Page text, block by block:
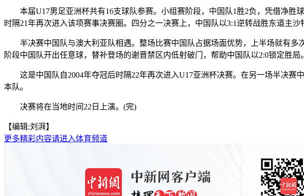
本届U17男足亚洲杯共有16支球队参赛。小组赛阶段，中国队1胜2负，凭借净胜
时隔21年再次进入该项赛事决赛圈。四分之一决赛上，中国队以3:1逆转战胜东道主沙
半决赛中国队与澳大利亚队相遇。整场比赛中国队占据场面优势，上半场就有多
阶段中国队开出任意球，替补登场的谢晋禁区内低射破门，帮助中国队以2:0锁定胜局。
这是中国队自2004年夺冠后时隔22年再次进入U17亚洲杯决赛。在另一场半决赛
本队。
决赛将在当地时间22日上演。(完)
【编辑:刘湃】
更多精彩内容请进入体育频道